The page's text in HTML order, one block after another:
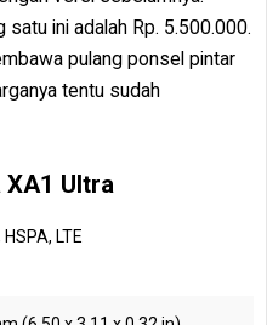
satu ini adalah Rp. 5.500.000.
pulang ponsel pintar
tentu sudah
Ultra
LTE